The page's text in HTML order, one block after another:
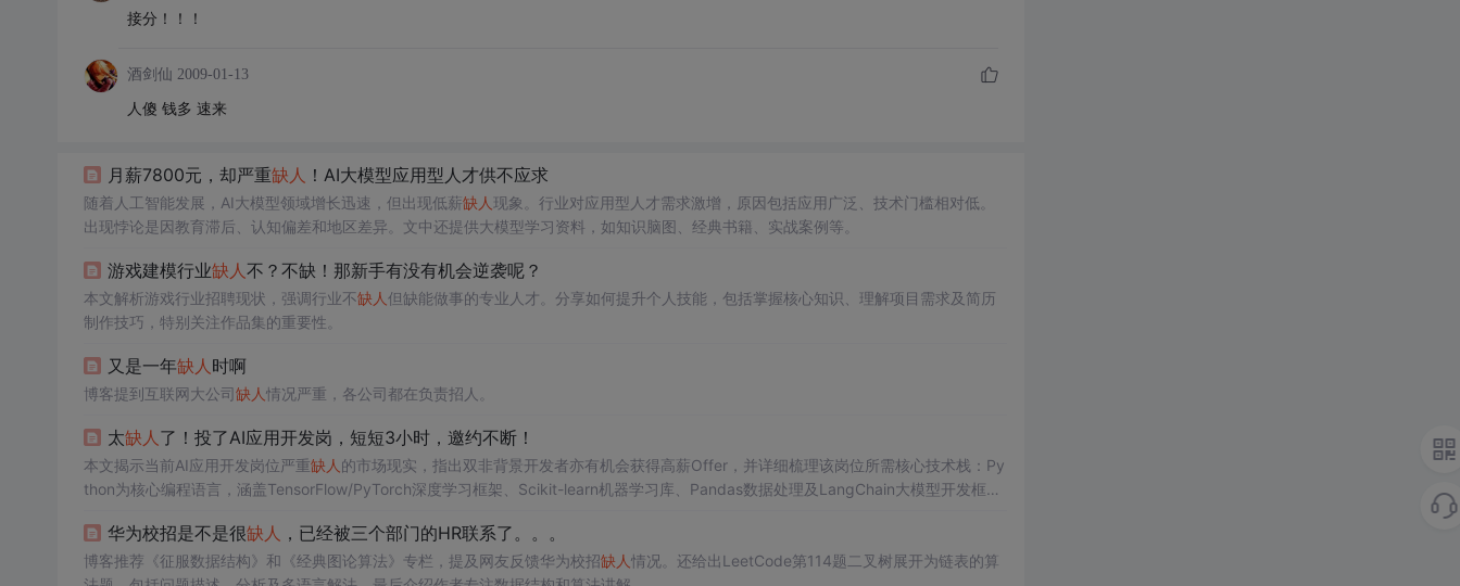
接分！！！
酒剑仙 2009-01-13
人傻 钱多 速来
月薪7800元，却严重缺人 ！AI大模型应用型人才供不应求
随着人工智能发展，AI大模型领域增长迅速，但出现低薪缺人 现象。行业对应用型人才需求激增，原因包括应用广泛、技术门槛相对低。
出现悖论是因教育滞后、认知偏差和地区差异。文中还提供大模型学习资料，如知识脑图、经典书籍、实战案例等。
游戏建模行业缺人不？不缺！那新手有没有机会逆袭呢？
本文解析游戏行业招聘现状，强调行业不缺人 但缺能做事的专业人才。分享如何提升个人技能，包括掌握核心知识、理解项目需求及简历
制作技巧，特别关注作品集的重要性。
又是一年缺人 时啊
博客提到互联网大公司缺人情况严重，各公司都在负责招人。
太缺人 了！投了AI应用开发岗，短短3小时，邀约不断！
本文揭示当前AI应用开发岗位严重缺人 的市场现实，指出双非背景开发者亦有机会获得高薪Offer，并详细梳理该岗位所需核心技术栈：Py
thon为核心编程语言，涵盖TensorFlow/PyTorch深度学习框架、Scikit-learn机器学习库、Pandas数据处理及LangChain大模型开发框
华为校招是不是很缺人 ，已经被三个部门的HR联系了。。。
博客推荐《征服数据结构》和《经典图论算法》专栏，提及网友反馈华为校招缺人情况。还给出LeetCode第114题二叉树展开为链表的算